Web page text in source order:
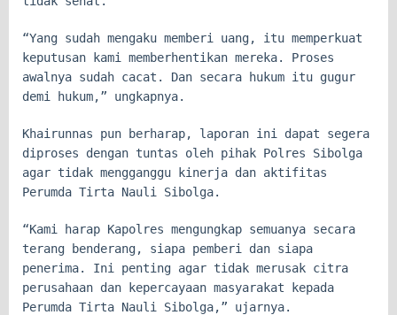
“Yang sudah mengaku memberi uang, itu memperkuat
keputusan kami memberhentikan mereka. Proses
awalnya sudah cacat. Dan secara hukum itu gugur
demi hukum,” ungkapnya.
Khairunnas pun berharap, laporan ini dapat segera
diproses dengan tuntas oleh pihak Polres Sibolga
agar tidak mengganggu kinerja dan aktifitas
Perumda Tirta Nauli Sibolga.
“Kami harap Kapolres mengungkap semuanya secara
terang benderang, siapa pemberi dan siapa
penerima. Ini penting agar tidak merusak citra
perusahaan dan kepercayaan masyarakat kepada
Perumda Tirta Nauli Sibolga,” ujarnya.